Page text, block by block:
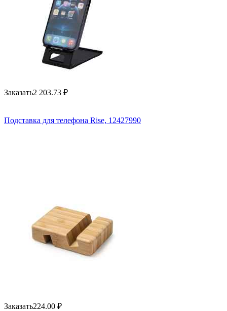
Заказать2 203.73 ₽
Подставка для телефона Rise, 12427990
Заказать224.00 ₽